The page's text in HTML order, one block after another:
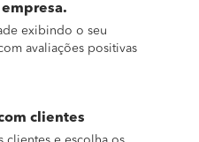
exibindo o seu
avaliações positivas
clientes